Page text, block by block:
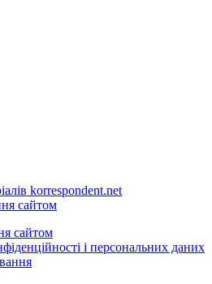
korrespondent.net
сайтом
сайтом
і персональних даних